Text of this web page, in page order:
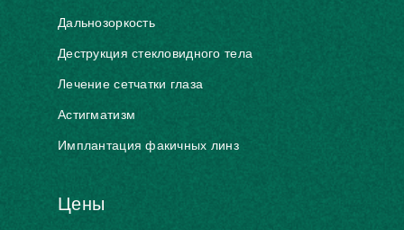
Дальнозоркость
Деструкция стекловидного тела
Лечение сетчатки глаза
Астигматизм
Имплантация факичных линз
Цены